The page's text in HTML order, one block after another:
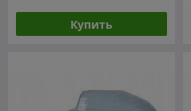
Купить